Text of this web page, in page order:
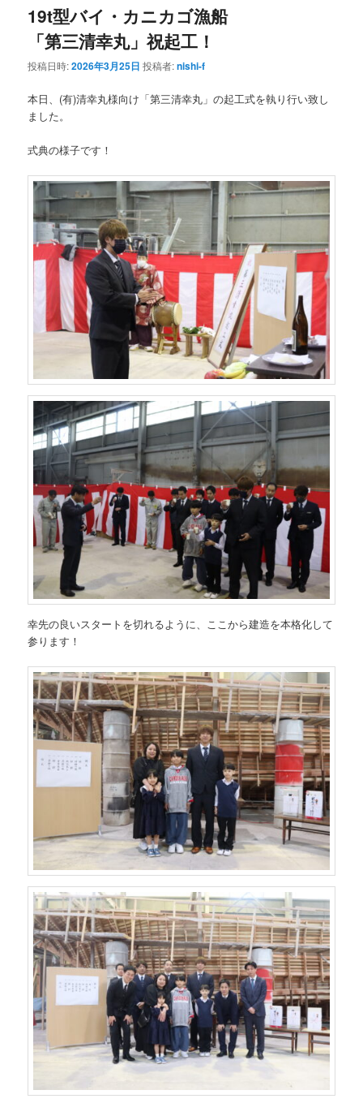
19t型バイ・カニカゴ漁船
「第三清幸丸」祝起工！
投稿日時:2026年3月25日 投稿者:nishi-f
本日、(有)清幸丸様向け「第三清幸丸」の起工式を執り行い致し
ました。
式典の様子です！
幸先の良いスタートを切れるように、ここから建造を本格化して
参ります！